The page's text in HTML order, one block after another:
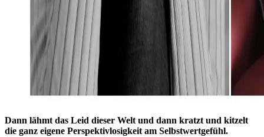
Dann lähmt das Leid dieser Welt und dann kratzt und kitzelt
die ganz eigene Perspektivlosigkeit am Selbstwertgefühl.